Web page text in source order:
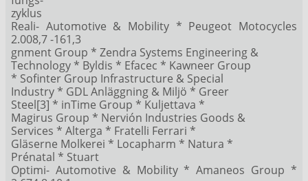
zyklus
Reali- Automotive & Mobility * Peugeot Motocycles
2.008,7 -161,3
gnment Group * Zendra Systems Engineering &
Technology * Byldis * Efacec * Kawneer Group
* Sofinter Group Infrastructure & Special
Industry * GDL Anläggning & Miljö * Greer
Steel[3] * inTime Group * Kuljettava *
Magirus Group * Nervión Industries Goods &
Services * Alterga * Fratelli Ferrari *
Gläserne Molkerei * Locapharm * Natura *
Prénatal * Stuart
Optimi- Automotive & Mobility * Amaneos Group *